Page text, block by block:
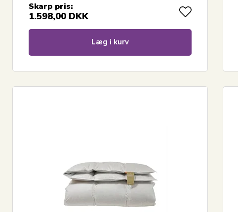
Skarp pris:
1.598,00 DKK
Læg i kurv